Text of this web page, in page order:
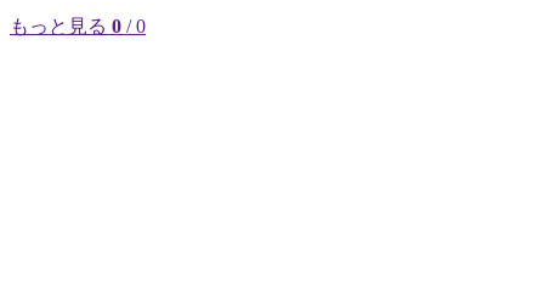
もっと見る 0 / 0